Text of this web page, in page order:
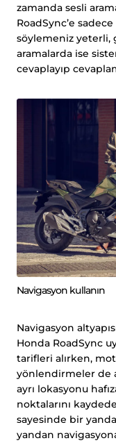
zamanda sesli
RoadSync’e
söylemeniz yeterli,
aramalarda ise
cevaplayıp
Navigasyon kullanın
Navigasyon
Honda RoadSync
tarifleri alırken,
yönlendirmeler de
ayrı lokasyonu
noktalarını
sayesinde bir
yandan